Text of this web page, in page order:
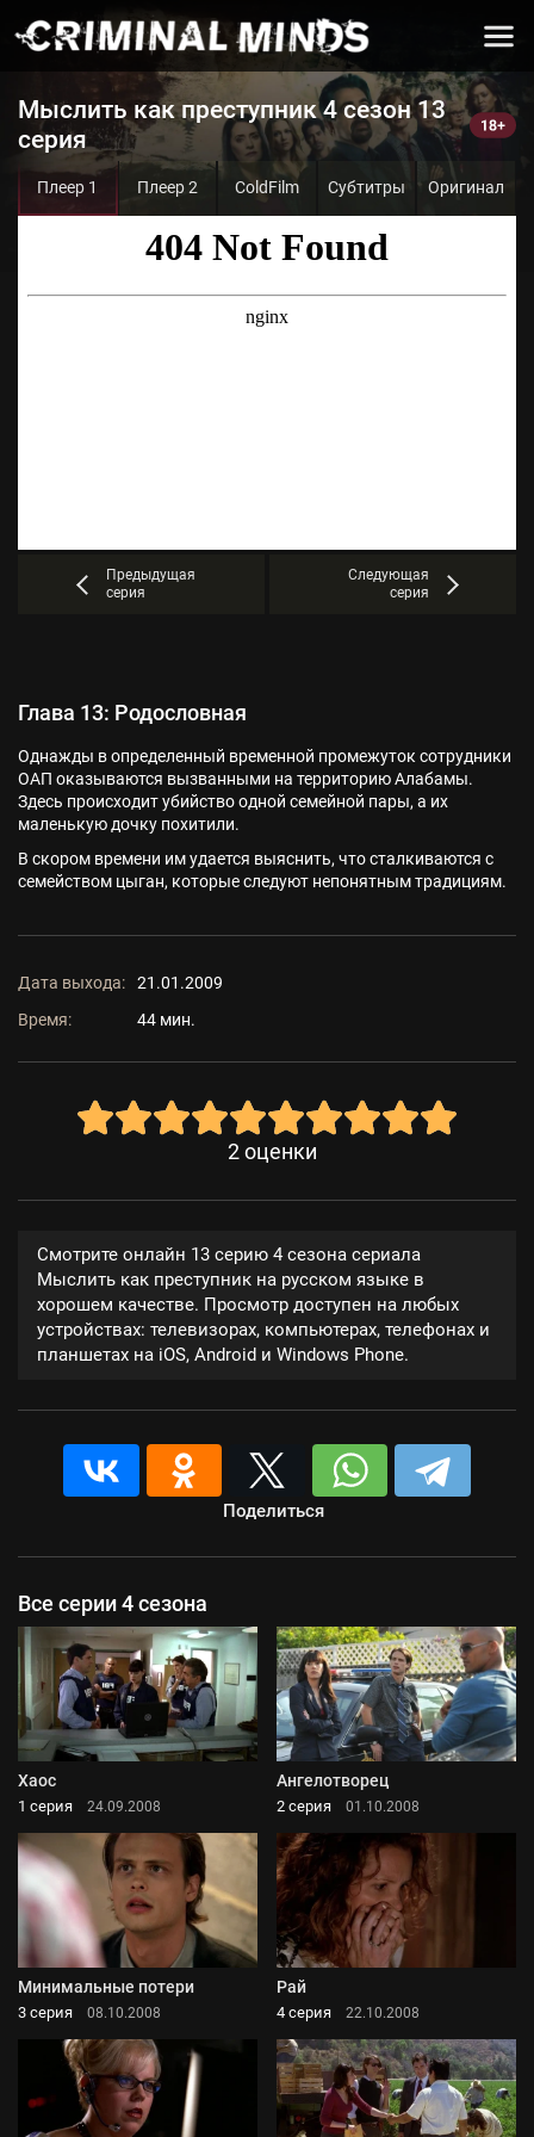
Мыслить как преступник 4 сезон 13
серия
Плеер 1 Плеер 2 ColdFilm Субтитры Оригинал
Предыдущая
серия
Следующая
серия
Глава 13: Родословная
Однажды в определенный временной промежуток сотрудники
ОАП оказываются вызванными на территорию Алабамы.
Здесь происходит убийство одной семейной пары, а их
маленькую дочку похитили.
В скором времени им удается выяснить, что сталкиваются с
семейством цыган, которые следуют непонятным традициям.
Дата выхода:
21.01.2009
Время:
44 мин.
2 оценки
Смотрите онлайн 13 серию 4 сезона сериала
Мыслить как преступник на русском языке в
хорошем качестве. Просмотр доступен на любых
устройствах: телевизорах, компьютерах, телефонах и
планшетах на iOS, Android и Windows Phone.
Поделиться
Все серии 4 сезона
Хаос
1 серия 24.09.2008
Ангелотворец
2 серия 01.10.2008
Минимальные потери
3 серия 08.10.2008
Рай
4 серия 22.10.2008